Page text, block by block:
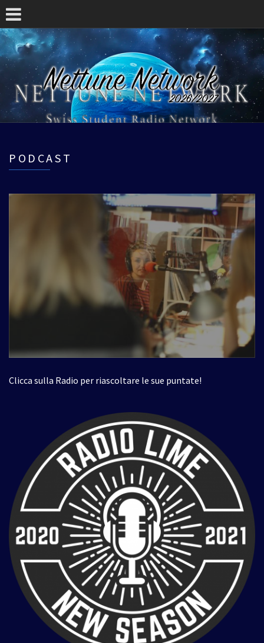
PODCAST
Clicca sulla Radio per riascoltare le sue puntate!